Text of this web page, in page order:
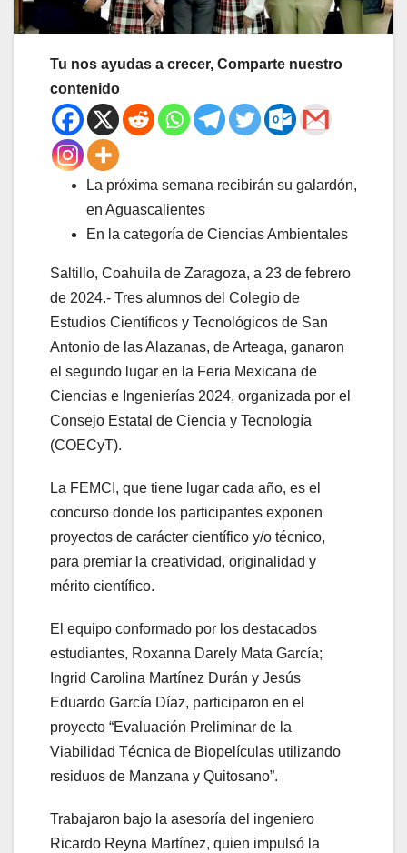
Tu nos ayudas a crecer, Comparte nuestro
contenido
La próxima semana recibirán su galardón,
en Aguascalientes
En la categoría de Ciencias Ambientales
Saltillo, Coahuila de Zaragoza, a 23 de febrero
de 2024.- Tres alumnos del Colegio de
Estudios Científicos y Tecnológicos de San
Antonio de las Alazanas, de Arteaga, ganaron
el segundo lugar en la Feria Mexicana de
Ciencias e Ingenierías 2024, organizada por el
Consejo Estatal de Ciencia y Tecnología
(COECyT).
La FEMCI, que tiene lugar cada año, es el
concurso donde los participantes exponen
proyectos de carácter científico y/o técnico,
para premiar la creatividad, originalidad y
mérito científico.
El equipo conformado por los destacados
estudiantes, Roxanna Darely Mata García;
Ingrid Carolina Martínez Durán y Jesús
Eduardo García Díaz, participaron en el
proyecto “Evaluación Preliminar de la
Viabilidad Técnica de Biopelículas utilizando
residuos de Manzana y Quitosano”.
Trabajaron bajo la asesoría del ingeniero
Ricardo Reyna Martínez, quien impulsó la